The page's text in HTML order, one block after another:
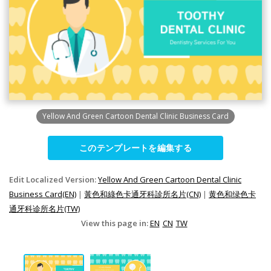
Yellow And Green Cartoon Dental Clinic Business Card
このテンプレートを編集する
Edit Localized Version:Yellow And Green Cartoon Dental Clinic
Business Card(EN) | 黃色和綠色卡通牙科診所名片(CN) | 黄色和绿色卡
通牙科诊所名片(TW)
View this page in:EN CN TW